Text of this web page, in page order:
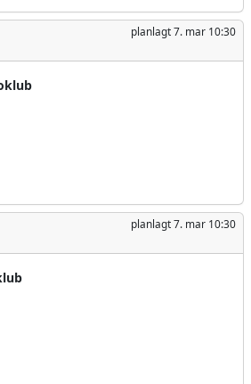
planlagt7. mar 10:30
planlagt7. mar 10:30